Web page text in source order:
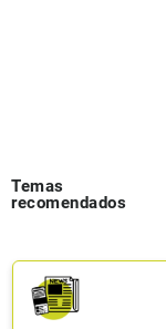
Temas
recomendados